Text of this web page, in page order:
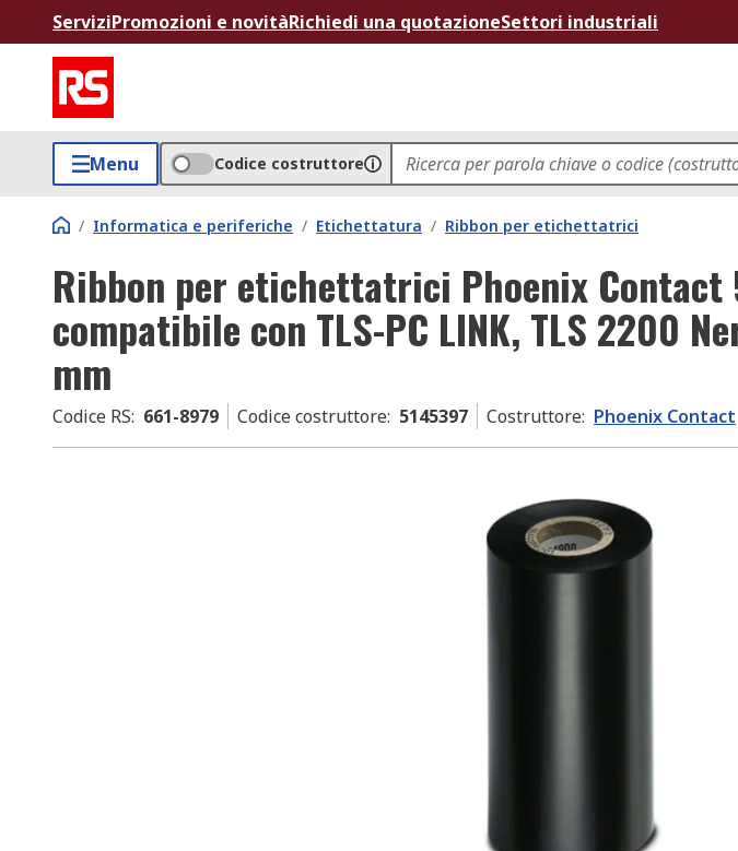
ServiziPromozioni e novitàRichiedi una quotazioneSettori industriali
Menu Codice costruttore
/ Informatica e periferiche / Etichettatura / Ribbon per etichettatrici
Ribbon per etichettatrici Phoenix Contact
compatibile con TLS-PC LINK, TLS 2200
mm
Codice RS: 661-8979 Codice costruttore: 5145397 Costruttore: Phoenix Contact